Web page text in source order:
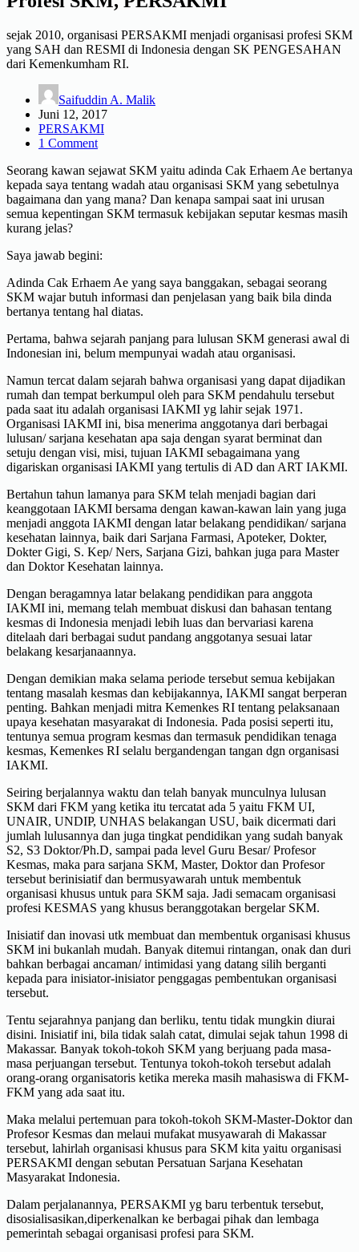
sejak 2010, organisasi PERSAKMI menjadi organisasi profesi SKM
yang SAH dan RESMI di Indonesia dengan SK PENGESAHAN
dari Kemenkumham RI.
Saifuddin A. Malik
Juni 12, 2017
PERSAKMI
1 Comment
Seorang kawan sejawat SKM yaitu adinda Cak Erhaem Ae bertanya
kepada saya tentang wadah atau organisasi SKM yang sebetulnya
bagaimana dan yang mana? Dan kenapa sampai saat ini urusan
semua kepentingan SKM termasuk kebijakan seputar kesmas masih
kurang jelas?
Saya jawab begini:
Adinda Cak Erhaem Ae yang saya banggakan, sebagai seorang
SKM wajar butuh informasi dan penjelasan yang baik bila dinda
bertanya tentang hal diatas.
Pertama, bahwa sejarah panjang para lulusan SKM generasi awal di
Indonesian ini, belum mempunyai wadah atau organisasi.
Namun tercat dalam sejarah bahwa organisasi yang dapat dijadikan
rumah dan tempat berkumpul oleh para SKM pendahulu tersebut
pada saat itu adalah organisasi IAKMI yg lahir sejak 1971.
Organisasi IAKMI ini, bisa menerima anggotanya dari berbagai
lulusan/ sarjana kesehatan apa saja dengan syarat berminat dan
setuju dengan visi, misi, tujuan IAKMI sebagaimana yang
digariskan organisasi IAKMI yang tertulis di AD dan ART IAKMI.
Bertahun tahun lamanya para SKM telah menjadi bagian dari
keanggotaan IAKMI bersama dengan kawan-kawan lain yang juga
menjadi anggota IAKMI dengan latar belakang pendidikan/ sarjana
kesehatan lainnya, baik dari Sarjana Farmasi, Apoteker, Dokter,
Dokter Gigi, S. Kep/ Ners, Sarjana Gizi, bahkan juga para Master
dan Doktor Kesehatan lainnya.
Dengan beragamnya latar belakang pendidikan para anggota
IAKMI ini, memang telah membuat diskusi dan bahasan tentang
kesmas di Indonesia menjadi lebih luas dan bervariasi karena
ditelaah dari berbagai sudut pandang anggotanya sesuai latar
belakang kesarjanaannya.
Dengan demikian maka selama periode tersebut semua kebijakan
tentang masalah kesmas dan kebijakannya, IAKMI sangat berperan
penting. Bahkan menjadi mitra Kemenkes RI tentang pelaksanaan
upaya kesehatan masyarakat di Indonesia. Pada posisi seperti itu,
tentunya semua program kesmas dan termasuk pendidikan tenaga
kesmas, Kemenkes RI selalu bergandengan tangan dgn organisasi
IAKMI.
Seiring berjalannya waktu dan telah banyak munculnya lulusan
SKM dari FKM yang ketika itu tercatat ada 5 yaitu FKM UI,
UNAIR, UNDIP, UNHAS belakangan USU, baik dicermati dari
jumlah lulusannya dan juga tingkat pendidikan yang sudah banyak
S2, S3 Doktor/Ph.D, sampai pada level Guru Besar/ Profesor
Kesmas, maka para sarjana SKM, Master, Doktor dan Profesor
tersebut berinisiatif dan bermusyawarah untuk membentuk
organisasi khusus untuk para SKM saja. Jadi semacam organisasi
profesi KESMAS yang khusus beranggotakan bergelar SKM.
Inisiatif dan inovasi utk membuat dan membentuk organisasi khusus
SKM ini bukanlah mudah. Banyak ditemui rintangan, onak dan duri
bahkan berbagai ancaman/ intimidasi yang datang silih berganti
kepada para inisiator-inisiator penggagas pembentukan organisasi
tersebut.
Tentu sejarahnya panjang dan berliku, tentu tidak mungkin diurai
disini. Inisiatif ini, bila tidak salah catat, dimulai sejak tahun 1998 di
Makassar. Banyak tokoh-tokoh SKM yang berjuang pada masa-
masa perjuangan tersebut. Tentunya tokoh-tokoh tersebut adalah
orang-orang organisatoris ketika mereka masih mahasiswa di FKM-
FKM yang ada saat itu.
Maka melalui pertemuan para tokoh-tokoh SKM-Master-Doktor dan
Profesor Kesmas dan melaui mufakat musyawarah di Makassar
tersebut, lahirlah organisasi khusus para SKM kita yaitu organisasi
PERSAKMI dengan sebutan Persatuan Sarjana Kesehatan
Masyarakat Indonesia.
Dalam perjalanannya, PERSAKMI yg baru terbentuk tersebut,
disosialisasikan,diperkenalkan ke berbagai pihak dan lembaga
pemerintah sebagai organisasi profesi para SKM.